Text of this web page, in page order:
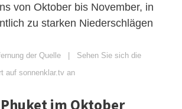
von Oktober bis November, in
zu starken Niederschlägen
der Quelle | Sehen Sie sich die
auf sonnenklar.tv an
im Oktober